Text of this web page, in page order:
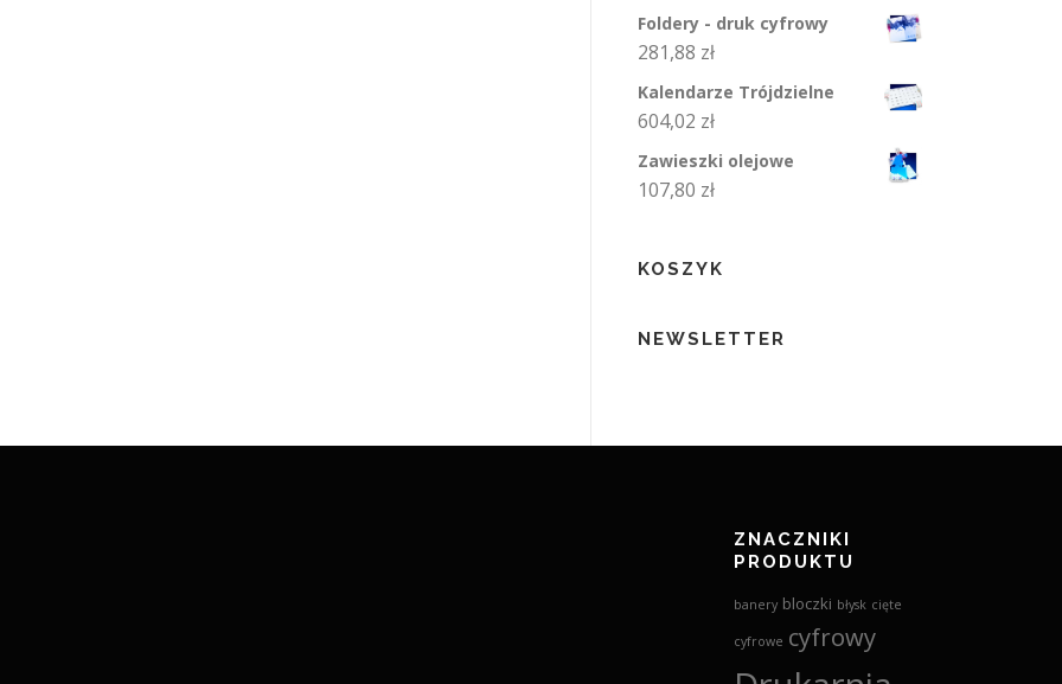
Foldery - druk cyfrowy
281,88 zł
Kalendarze Trójdzielne
604,02 zł
Zawieszki olejowe
107,80 zł
KOSZYK
NEWSLETTER
ZNACZNIKI
PRODUKTU
banery bloczki błysk cięte
cyfrowe cyfrowy